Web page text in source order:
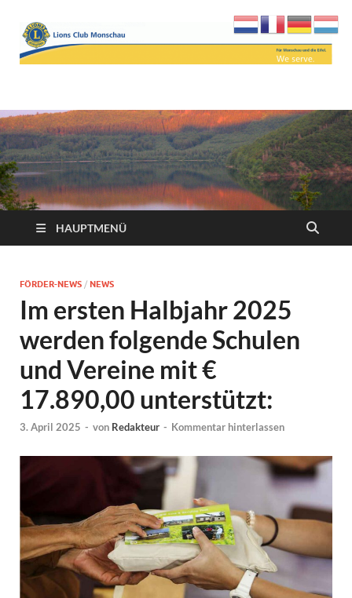
Lions Club Monschau
HAUPTMENÜ
FÖRDER-NEWS / NEWS
Im ersten Halbjahr 2025
werden folgende Schulen
und Vereine mit €
17.890,00 unterstützt:
3. April 2025 - von Redakteur - Kommentar hinterlassen